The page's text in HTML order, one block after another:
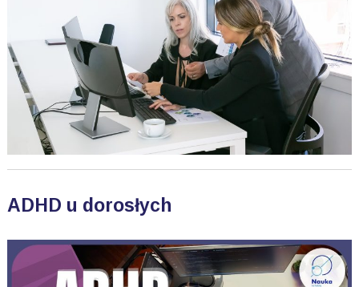
ADHD u dorosłych